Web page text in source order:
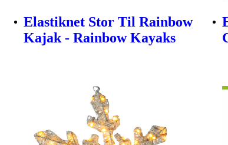
Elastiknet Stor Til Rainbow
Kajak - Rainbow Kayaks